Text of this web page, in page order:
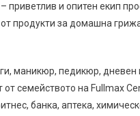
приветлив и опитен екип
продукти за домашна
маникюр, педикюр, дневен
семейството на Fullmax
банка, аптека,